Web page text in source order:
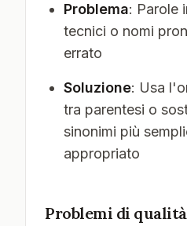
Problema: Parole
tecnici o nomi
errato
Soluzione: Usa
tra parentesi o
sinonimi più
appropriato
Problemi di